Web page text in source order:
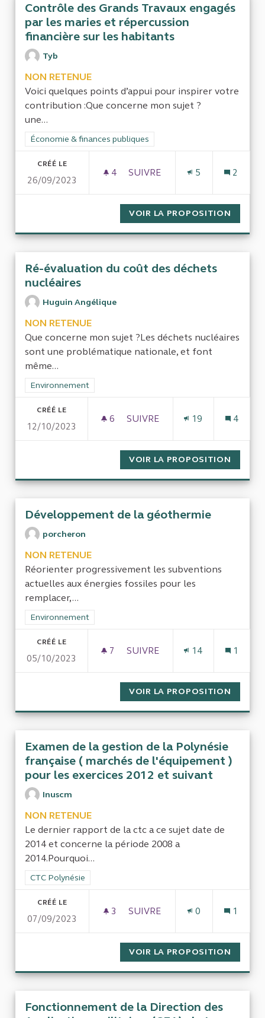
Contrôle des Grands Travaux engagés
par les maries et répercussion
financière sur les habitants
Tyb
NON RETENUE
Voici quelques points d’appui pour inspirer votre
contribution :Que concerne mon sujet ?
une...
Filtrer les résultats de la catégorie : Économie & finances
Économie & finances publiques
CRÉÉ LE
26/09/2023
4 4 ABONNÉS
SUIVRE
5 2
VOIR LA PROPOSITION
Ré-évaluation du coût des déchets
nucléaires
Huguin Angélique
NON RETENUE
Que concerne mon sujet ?Les déchets nucléaires
sont une problématique nationale, et font
même...
Filtrer les résultats de la catégorie : Environnement
Environnement
CRÉÉ LE
12/10/2023
6 6 ABONNÉS
SUIVRE
19 4
VOIR LA PROPOSITION
Développement de la géothermie
porcheron
NON RETENUE
Réorienter progressivement les subventions
actuelles aux énergies fossiles pour les
remplacer,...
Filtrer les résultats de la catégorie : Environnement
Environnement
CRÉÉ LE
05/10/2023
7 7 ABONNÉS
SUIVRE
14 1
VOIR LA PROPOSITION
Examen de la gestion de la Polynésie
française ( marchés de l'équipement )
pour les exercices 2012 et suivant
Inuscm
NON RETENUE
Le dernier rapport de la ctc a ce sujet date de
2014 et concerne la période 2008 a
2014.Pourquoi...
Filtrer les résultats de la catégorie : CTC Polynésie
CTC Polynésie
CRÉÉ LE
07/09/2023
3 3 ABONNÉS
SUIVRE
0 1
VOIR LA PROPOSITION
Fonctionnement de la Direction des